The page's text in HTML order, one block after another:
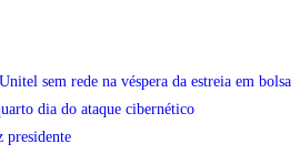
sem rede na véspera da estreia em bolsa
dia do ataque cibernético
presidente